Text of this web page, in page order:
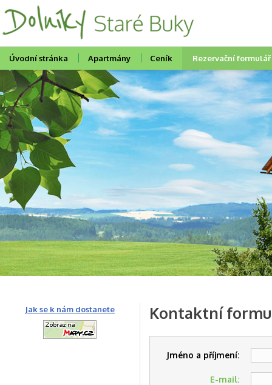
Úvodní stránka Apartmány Ceník Rezervační formulář
Kontaktní
Jméno a příjmení:
E-mail:
Jak se k nám dostanete